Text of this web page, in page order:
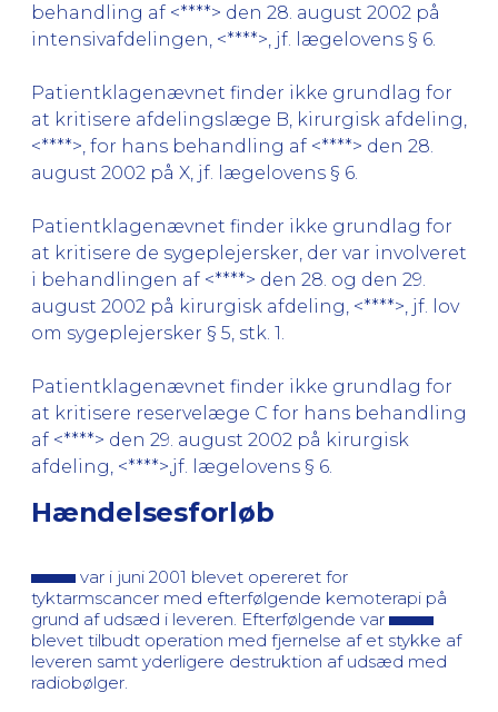
behandling af <****> den 28. august 2002 på
intensivafdelingen, <****>, jf. lægelovens § 6.
Patientklagenævnet finder ikke grundlag for
at kritisere afdelingslæge B, kirurgisk afdeling,
<****>, for hans behandling af <****> den 28.
august 2002 på X, jf. lægelovens § 6.
Patientklagenævnet finder ikke grundlag for
at kritisere de sygeplejersker, der var involveret
i behandlingen af <****> den 28. og den 29.
august 2002 på kirurgisk afdeling, <****>, jf. lov
om sygeplejersker § 5, stk. 1.
Patientklagenævnet finder ikke grundlag for
at kritisere reservelæge C for hans behandling
af <****> den 29. august 2002 på kirurgisk
afdeling, <****>,jf. lægelovens § 6.
Hændelsesforløb
var i juni 2001 blevet opereret for
tyktarmscancer med efterfølgende kemoterapi på
grund af udsæd i leveren. Efterfølgende var
blevet tilbudt operation med fjernelse af et stykke af
leveren samt yderligere destruktion af udsæd med
radiobølger.